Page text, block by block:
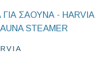
ΣΑΟΥΝΑ - HARVIA
STEAMER